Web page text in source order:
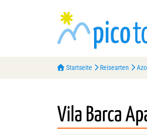
Startseite Reisearten
Vila Barca